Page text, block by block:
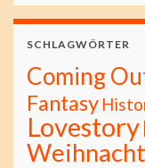
SCHLAGWÖRTER
Coming
Fantasy
Lovestory